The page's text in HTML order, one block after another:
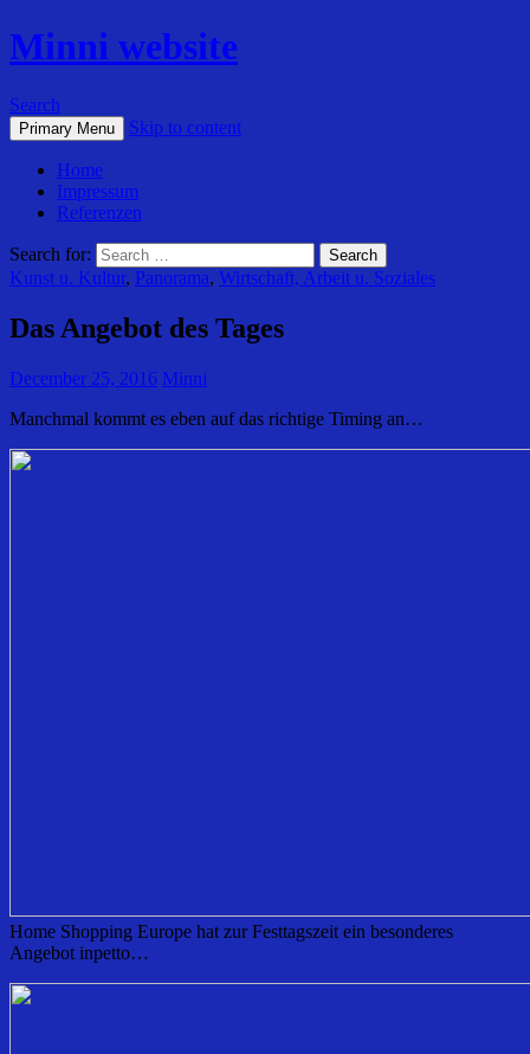
Minni website
Search
Primary Menu Skip to content
Home
Impressum
Referenzen
Search for:
Kunst u. Kultur, Panorama, Wirtschaft, Arbeit u. Soziales
Das Angebot des Tages
December 25, 2016 Minni
Manchmal kommt es eben auf das richtige Timing an…
​Home Shopping Europe hat zur Festtagszeit ein besonderes
Angebot inpetto…